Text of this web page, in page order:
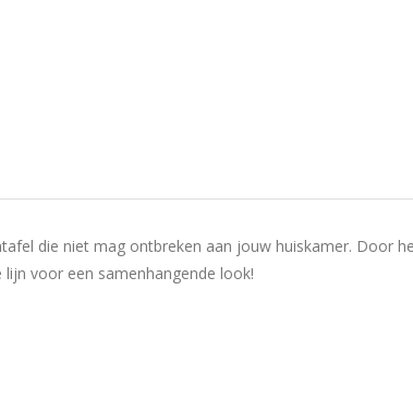
die niet mag ontbreken aan jouw huiskamer. Door
voor een samenhangende look!